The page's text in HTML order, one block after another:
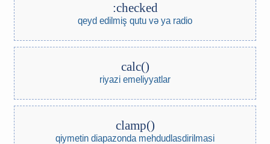
:checked
qeyd edilmiş qutu və ya radio
calc()
riyazi emeliyyatlar
clamp()
qiymetin diapazonda mehdudlasdirilmasi